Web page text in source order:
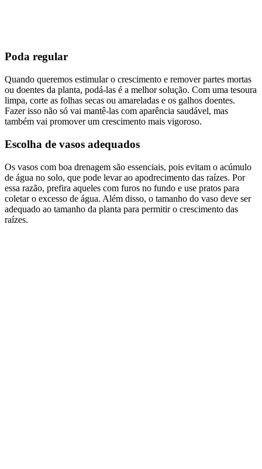
Poda regular
Quando queremos estimular o crescimento e remover partes mortas
ou doentes da planta, podá-las é a melhor solução. Com uma tesoura
limpa, corte as folhas secas ou amareladas e os galhos doentes.
Fazer isso não só vai mantê-las com aparência saudável, mas
também vai promover um crescimento mais vigoroso.
Escolha de vasos adequados
Os vasos com boa drenagem são essenciais, pois evitam o acúmulo
de água no solo, que pode levar ao apodrecimento das raízes. Por
essa razão, prefira aqueles com furos no fundo e use pratos para
coletar o excesso de água. Além disso, o tamanho do vaso deve ser
adequado ao tamanho da planta para permitir o crescimento das
raízes.